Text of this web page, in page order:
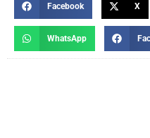
Facebook X
WhatsApp